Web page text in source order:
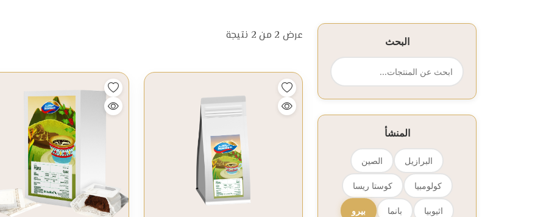
البحث
المنشأ
البرازيل الصين
كولومبيا كوستا ريسا
اثيوبيا بانما بيرو
عرض 2 من 2 نتيجة